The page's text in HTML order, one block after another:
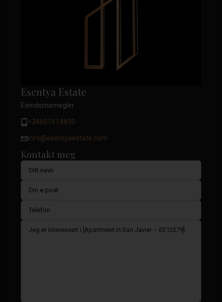
Esentya Estate
Eiendomsmegler
+34601614830
info@esentyaestate.com
Kontakt meg